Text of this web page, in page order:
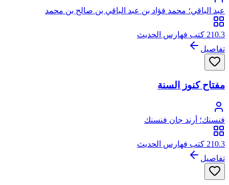
عبد الباقي؛ محمد فؤاد بن عبد الباقي بن صالح بن محمد
210.3 كتب فهارس الحديث
تفاصيل
مفتاح كنوز السنة
فنسنك؛ أرند جان فنسنك
210.3 كتب فهارس الحديث
تفاصيل